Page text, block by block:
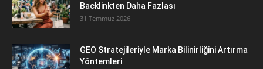
Backlinkten Daha Fazlası
31 Temmuz 2026
GEO Stratejileriyle Marka Bilinirliğini Artırma
Yöntemleri